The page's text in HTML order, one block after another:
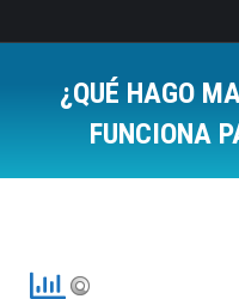
¿QUÉ HAGO
FUNCIONA